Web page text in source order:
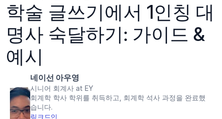
학술 글쓰기에서 1인칭 대
명사 숙달하기: 가이드 &
예시
네이선 아우영
시니어 회계사 at EY
회계학 학사 학위를 취득하고, 회계학 석사 과정을 완료했
습니다.
링크드인